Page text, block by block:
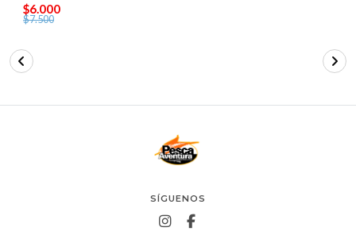
$6.000
$7.500
SÍGUENOS